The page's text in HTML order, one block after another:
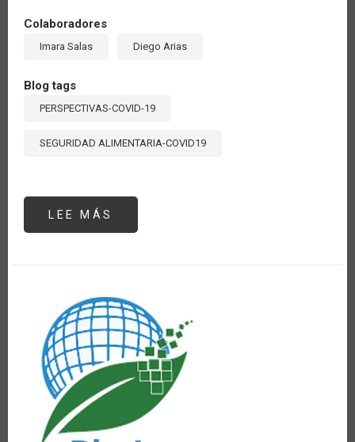
Colaboradores
Imara Salas Diego Arias
Blog tags
PERSPECTIVAS-COVID-19
SEGURIDAD ALIMENTARIA-COVID19
LEE MÁS
19
ÁFRICA
SUBSAHARIANA